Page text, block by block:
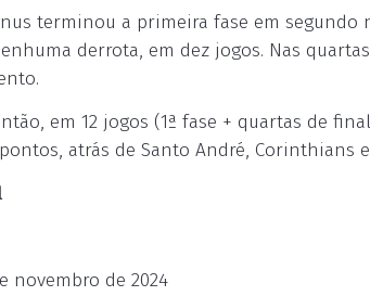
terminou a primeira fase em segundo
derrota, em dez jogos. Nas
em 12 jogos (1ª fase + quartas de
atrás de Santo André, Corinthians e
novembro de 2024